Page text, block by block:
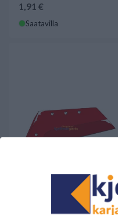
1,91 €
Saatavilla
VANNAS 16" VASEN VOGEL